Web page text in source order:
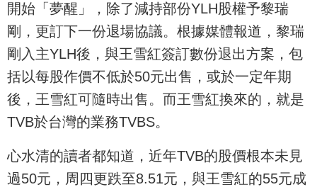
開始「夢醒」，除了減持部份YLH股權予黎瑞
剛，更訂下一份退場協議。根據媒體報道，黎瑞
剛入主YLH後，與王雪紅簽訂數份退出方案，包
括以每股作價不低於50元出售，或於一定年期
後，王雪紅可隨時出售。而王雪紅換來的，就是
TVB於台灣的業務TVBS。
心水清的讀者都知道，近年TVB的股價根本未見
過50元，周四更跌至8.51元，與王雪紅的55元成